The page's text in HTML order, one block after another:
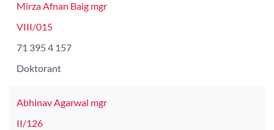
Mirza Afnan Baig mgr
VIII/015
71 395 4 157
Doktorant
Abhinav Agarwal mgr
II/126